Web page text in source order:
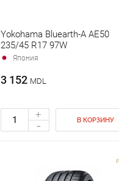
Yokohama Bluearth-A AE50
235/45 R17 97W
Япония
3 152 MDL
+
- В КОРЗИНУ